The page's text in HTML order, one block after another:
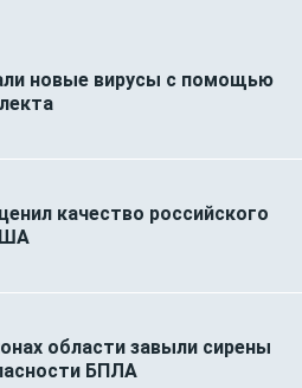
новые вирусы с помощью
качество российского
области завыли сирены
БПЛА